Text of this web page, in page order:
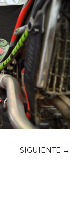
SIGUIENTE →